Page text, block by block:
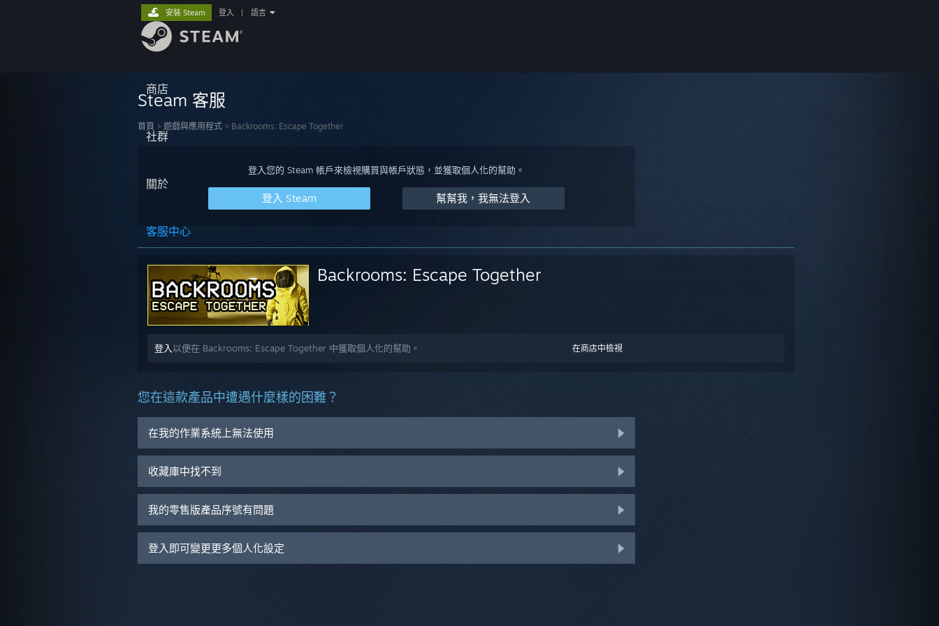
商店
社群
關於
客服中心
安裝 Steam 登入 語言
Steam 客服
首頁 > 遊戲與應用程式 > Backrooms: Escape Together
登入您的 Steam 帳戶來檢視購買與帳戶狀態，並獲取個人化的幫助。
登入 Steam 幫幫我，我無法登入
Backrooms: Escape Together
在商店中檢視
登入 以便在 Backrooms: Escape Together 中獲取個人化的幫助。
您在這款產品中遭遇什麼樣的困難？
在我的作業系統上無法使用
收藏庫中找不到
我的零售版產品序號有問題
登入即可變更更多個人化設定